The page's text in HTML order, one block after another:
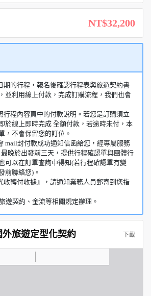
NT$32,200
期的行程，報名後確認行程表與旅遊契約書
並利用線上付款，完成訂購流程，我們也會
行程內容頁中的付款說明。若您是訂購須立
於線上即時完成 全額付款，若逾時未付，本
，不會保留您的訂位。
mail封付款成功通知信函給您，經專屬服務
晚於出發前三天，提供行程確認單與團體行
可以在訂單查詢中得知(若行程確認單有變
前聯絡您)。
收轉付收據』，請通知業務人員郵寄到您指
遊契約、金流等相關規定辦理。
旅遊定型化契約 下載